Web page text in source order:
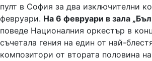
пулт в София за два изключителни
февруари. На 6 февруари в зала
поведе Националния оркестър в
съчетала гения на един от най-
композитори от втората половина